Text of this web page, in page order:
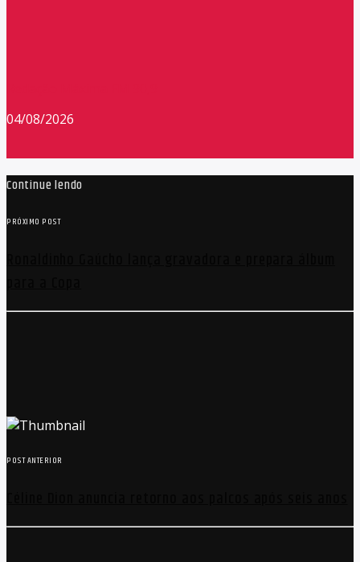
04/08/2026
Continue lendo
PRÓXIMO POST
POST ANTERIOR